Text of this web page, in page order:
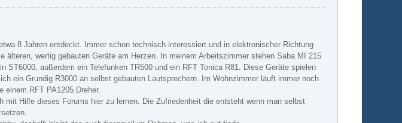
8 Jahren entdeckt. Immer schon technisch interessiert und in elektronischer Richtung
älteren, wertig gebauten Geräte am Herzen. In meinem Arbeitszimmer stehen Saba MI 215
ST6000, außerdem ein Telefunken TR500 und ein RFT Tonica R81. Diese Geräte spielen
ein Grundig R3000 an selbst gebauten Lautsprechern. Im Wohnzimmer läuft immer noch
einem RFT PA1205 Dreher.
Hilfe dieses Forums hier zu lernen. Die Zufriedenheit die entsteht wenn man selbst